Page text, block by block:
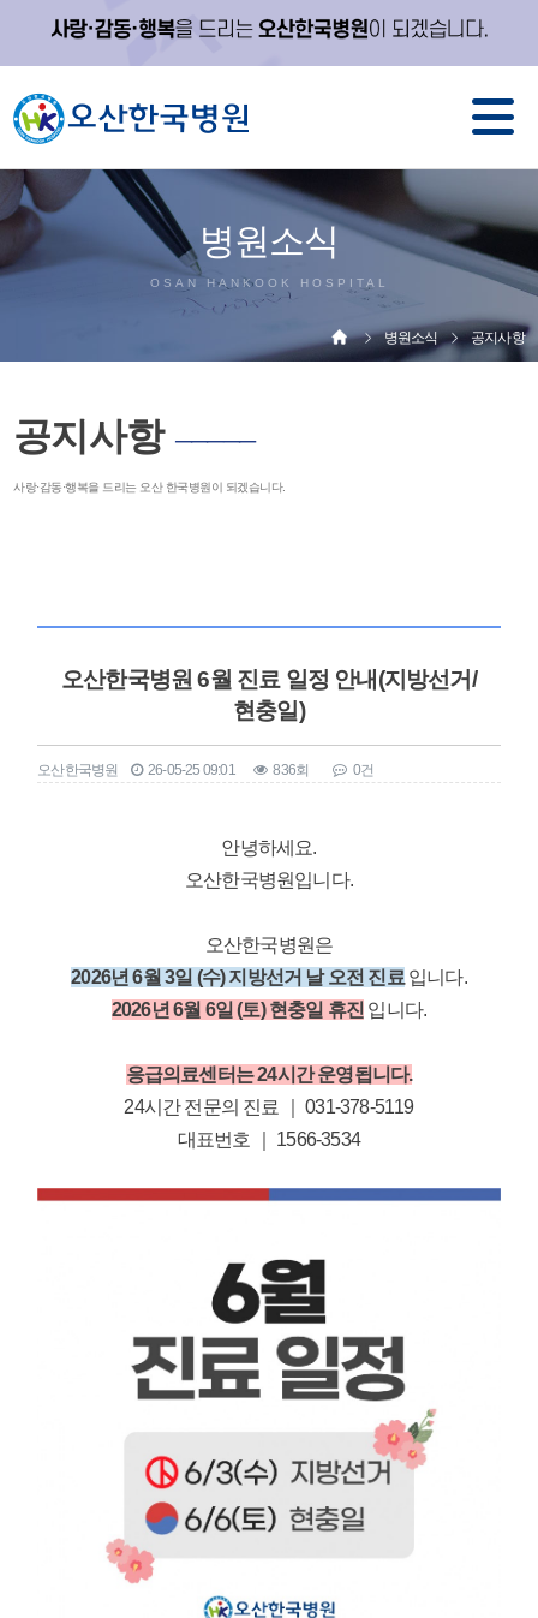
병원소식
OSAN HANKOOK HOSPITAL
병원소식 공지사항
공지사항 ─────
사랑·감동·행복을 드리는 오산 한국병원이 되겠습니다.
오산한국병원 6월 진료 일정 안내(지방선거/
현충일)
오산한국병원 26-05-25 09:01 836회 0건
안녕하세요.
오산한국병원입니다.
오산한국병원은
2026년 6월 3일 (수) 지방선거 날 오전 진료 입니다.
2026년 6월 6일 (토) 현충일 휴진 입니다.
응급의료센터는 24시간 운영됩니다.
24시간 전문의 진료 ｜ 031-378-5119
대표번호 ｜ 1566-3534